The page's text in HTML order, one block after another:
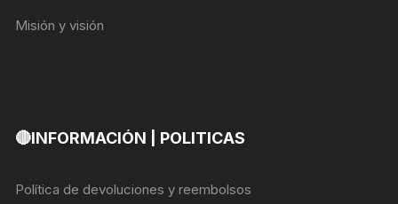
Misión y visión
🔴INFORMACIÓN | POLITICAS
Política de devoluciones y reembolsos